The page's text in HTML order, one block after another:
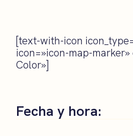
[text-with-icon
icon=»icon-map-
Color»]
Fecha y hora: